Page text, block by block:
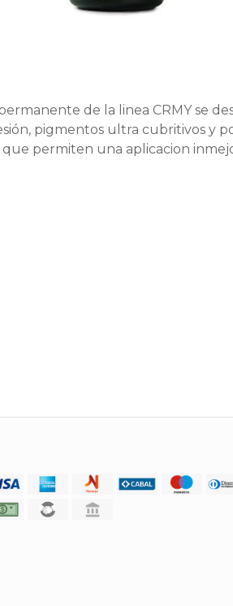
de la linea CRMY se
pigmentos ultra cubritivos y
que permiten una aplicacion